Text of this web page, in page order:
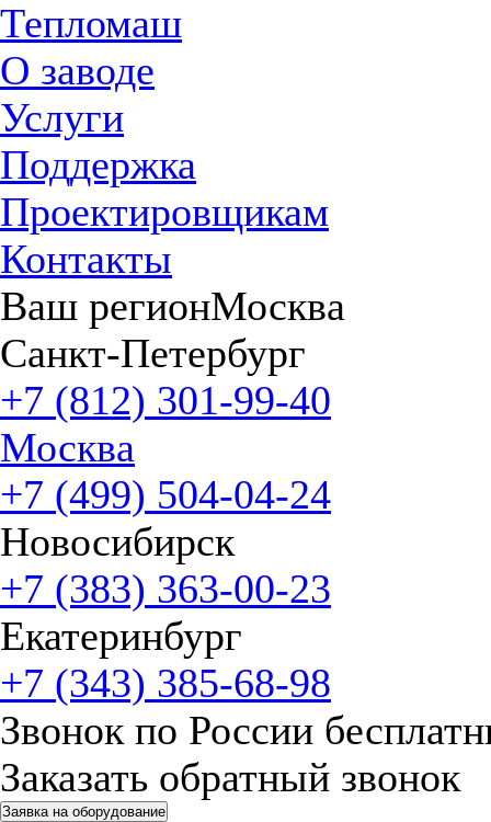
Тепломаш
О заводе
Услуги
Поддержка
Проектировщикам
Контакты
Ваш регионМосква
Санкт-Петербург
+7 (812) 301-99-40
Москва
+7 (499) 504-04-24
Новосибирск
+7 (383) 363-00-23
Екатеринбург
+7 (343) 385-68-98
Звонок по России
Заказать обратный звонок
Заявка на оборудование